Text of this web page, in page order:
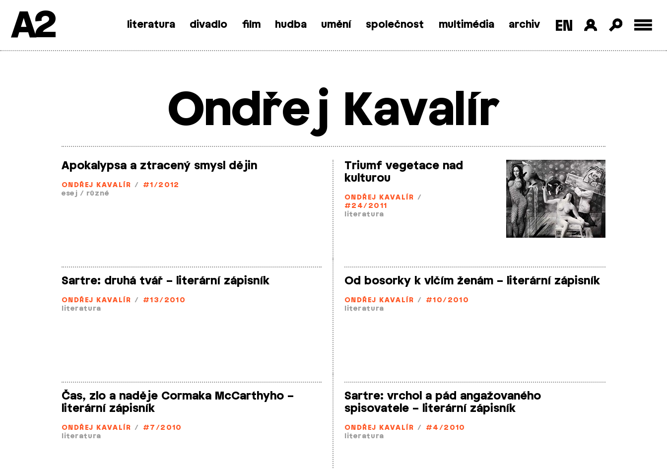
SkipA2 literatura divadlo film hudba umění společnost multimédia archiv
Ondřej Kavalír
Apokalypsa a ztracený smysl dějin
ONDŘEJ KAVALÍR /
#1/2012
esej / různé
Triumf vegetace nad
kulturou
ONDŘEJ KAVALÍR /
#24/2011
literatura
Sartre: druhá tvář – literární zápisník
ONDŘEJ KAVALÍR /
#13/2010
literatura
Od bosorky k vlčím ženám – literární zápisník
ONDŘEJ KAVALÍR /
#10/2010
literatura
Čas, zlo a naděje Cormaka McCarthyho –
literární zápisník
ONDŘEJ KAVALÍR /
#7/2010
literatura
Sartre: vrchol a pád angažovaného
spisovatele – literární zápisník
ONDŘEJ KAVALÍR /
#4/2010
literatura